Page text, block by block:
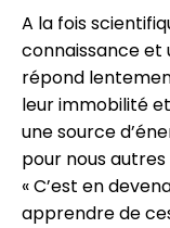
A la fois
connaissance et
répond
leur immobilité
une source
pour nous
« C’est en
apprendre de